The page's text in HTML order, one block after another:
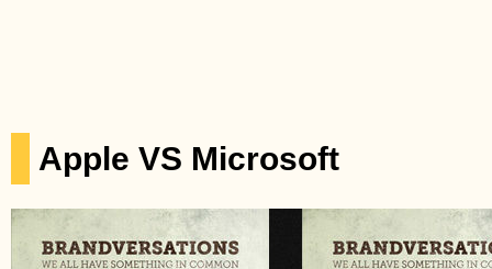
Apple VS Microsoft